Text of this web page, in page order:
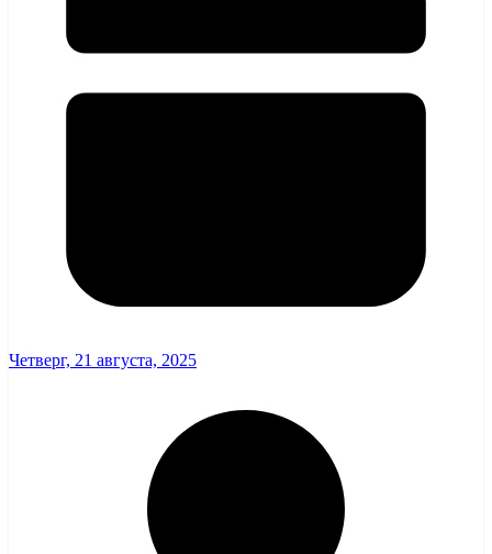
Четверг, 21 августа, 2025